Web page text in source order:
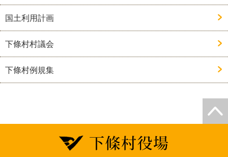
国土利用計画
下條村村議会
下條村例規集